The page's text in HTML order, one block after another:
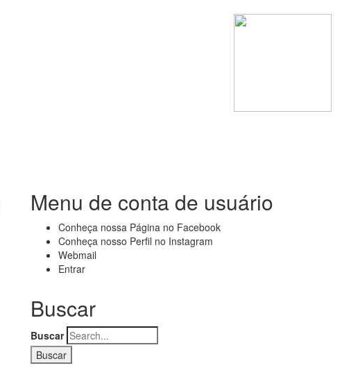
Menu de conta de usuário
Conheça nossa Página no Facebook
Conheça nosso Perfil no Instagram
Webmail
Entrar
Buscar
Buscar